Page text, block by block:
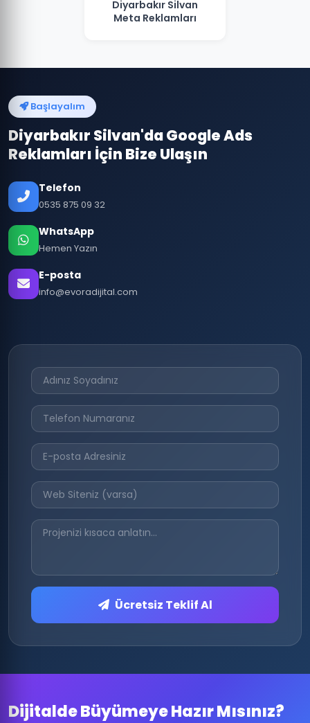
Diyarbakır Silvan
Meta Reklamları
Başlayalım
Diyarbakır Silvan'da Google Ads
Reklamları İçin Bize Ulaşın
Telefon
0535 875 09 32
WhatsApp
Hemen Yazın
E-posta
info@evoradijital.com
Ücretsiz Teklif Al
Dijitalde Büyümeye Hazır Mısınız?